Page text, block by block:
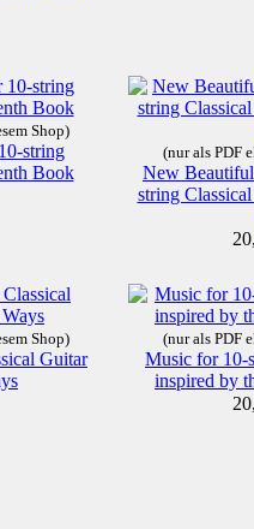
Shop)
string
Book
(nur als PDF
New
string
Shop)
Guitar
(nur als PDF
Music for 10-
inspired by